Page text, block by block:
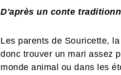
D'après un conte
Les parents de Souricette,
donc trouver un mari assez
monde animal ou dans les